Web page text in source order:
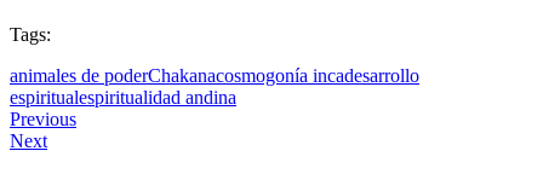
Tags:
animales de poderChakanacosmogonía incadesarrollo
espiritualespiritualidad andina
Previous
Next